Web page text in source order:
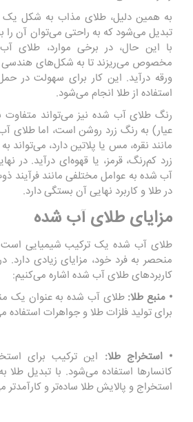
به همین دلیل، طلای مذاب به شکل یک
تبدیل می‌شود که به راحتی می‌توان آن را
با این حال، در برخی موارد، طلای
مخصوص می‌ریزند تا به شکل‌های هندسی
ورقه درآید. این کار برای سهولت در
استفاده از طلا انجام می‌شود.
عیار) به رنگ زرد روشن است، اما طلای
مانند نقره، مس یا پلاتین دارد، می‌تواند
زرد کم‌رنگ، قرمز، یا قهوه‌ای درآید. در
آب شده به عوامل مختلفی مانند فرآیند
در طلا و کاربرد نهایی آن بستگی دارد.
مزایای طلای آب شده
طلای آب شده یک ترکیب شیمیایی است
منحصر به فرد خود، مزایای زیادی دارد.
کاربردهای طلای آب شده اشاره می‌کنیم:
• منبع طلا:طلای آب شده به عنوان یک
برای تولید فلزات طلا و جواهرات استفاده
• استخراج طلا: این ترکیب برای
کانسارها استفاده می‌شود. با تبدیل طلا
استخراج و پالایش طلا ساده‌تر و